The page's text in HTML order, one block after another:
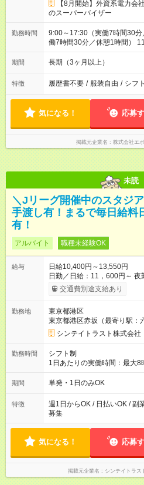
【8月開始】外資系電力会
のスーパーバイザー
勤務時間
9:00～17:30（実働7時間30
働7時間30分／休憩1時間）
憩1時間）
期間 長期（3ヶ月以上）
特徴 履歴書不要 / 服装自由 / シフ
気になる！ 応募
掲載元企業名 株式会社エ
未読
＼Jリーグ開催中のスタジ
手渡し有！まるで毎日給料
有！
アルバイト 職種未経験OK
給与
日給10,400円～13,550円
日勤／日給：11，600円～ 夜勤／
が週2日以下の場合 日勤／日
350円 ■交通費別途全額支給 ※規定あり ■支払方法：日払い └日
⇒希望をお聞かせください♪ ■
日給保障あり └早く終わっても”全額”支給
研修 ≫ 研修時の給与： 日給10，000円×3日間（24時間） ＝研
修費として合計30，000円支
【試用期間】試用期間なし
交通費別途支給あり
勤務地
東京都港区
東京都港区赤坂（最寄り駅：
シンテイトラスト株式会
勤務時間
シフト制
1日あたりの実働時間：最大8時間/日 ＜シフト例＞
18：00 ■20：00～翌5：00 など！ 上記時間内
間・休憩1時間／日
期間 単発・1日のみOK
特徴
週1日からOK / 日払いOK / 副
募集
気になる！ 応募
掲載元企業名 シンテイトラ